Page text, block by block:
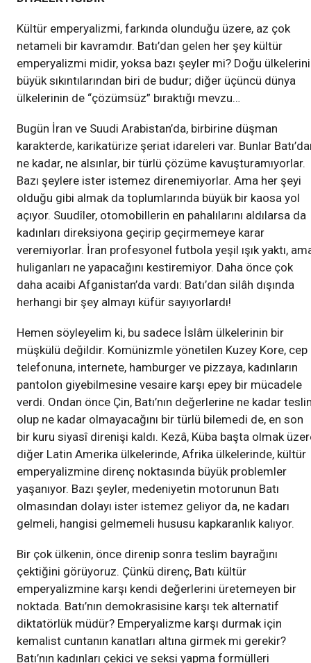
Kültür emperyalizmi, farkında olunduğu üzere, az çok
netameli bir kavramdır. Batı’dan gelen her şey kültür
emperyalizmi midir, yoksa bazı şeyler mi? Doğu
büyük sıkıntılarından biri de budur; diğer üçüncü dünya
ülkelerinin de “çözümsüz” bıraktığı mevzu…
Bugün İran ve Suudi Arabistan’da, birbirine düşman
karakterde, karikatürize şeriat idareleri var. Bunlar
ne kadar, ne alsınlar, bir türlü çözüme kavuşturamıyorlar.
Bazı şeylere ister istemez direnemiyorlar. Ama her şeyi
olduğu gibi almak da toplumlarında büyük bir kaosa yol
açıyor. Suudîler, otomobillerin en pahalılarını aldılarsa da
kadınları direksiyona geçirip geçirmemeye karar
veremiyorlar. İran profesyonel futbola yeşil ışık yaktı,
huliganları ne yapacağını kestiremiyor. Daha önce çok
daha acaibi Afganistan’da vardı: Batı’dan silâh dışında
herhangi bir şey almayı küfür sayıyorlardı!
Hemen söyleyelim ki, bu sadece İslâm ülkelerinin bir
müşkülü değildir. Komünizmle yönetilen Kuzey Kore, cep
telefonuna, internete, hamburger ve pizzaya, kadınların
pantolon giyebilmesine vesaire karşı epey bir mücadele
verdi. Ondan önce Çin, Batı’nın değerlerine ne kadar
olup ne kadar olmayacağını bir türlü bilemedi de, en son
bir kuru siyasî direnişi kaldı. Kezâ, Küba başta olmak
diğer Latin Amerika ülkelerinde, Afrika ülkelerinde, kültür
emperyalizmine direnç noktasında büyük problemler
yaşanıyor. Bazı şeyler, medeniyetin motorunun Batı
olmasından dolayı ister istemez geliyor da, ne kadarı
gelmeli, hangisi gelmemeli hususu kapkaranlık kalıyor.
Bir çok ülkenin, önce direnip sonra teslim bayrağını
çektiğini görüyoruz. Çünkü direnç, Batı kültür
emperyalizmine karşı kendi değerlerini üretemeyen bir
noktada. Batı’nın demokrasisine karşı tek alternatif
diktatörlük müdür? Emperyalizme karşı durmak için
kemalist cuntanın kanatları altına girmek mi gerekir?
Batı’nın kadınları çekici ve seksi yapma formülleri